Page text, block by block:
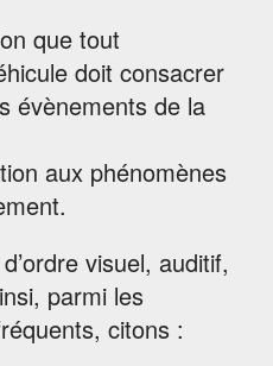
que tout
doit consacrer
évènements de la
aux phénomènes
visuel, auditif,
parmi les
citons :